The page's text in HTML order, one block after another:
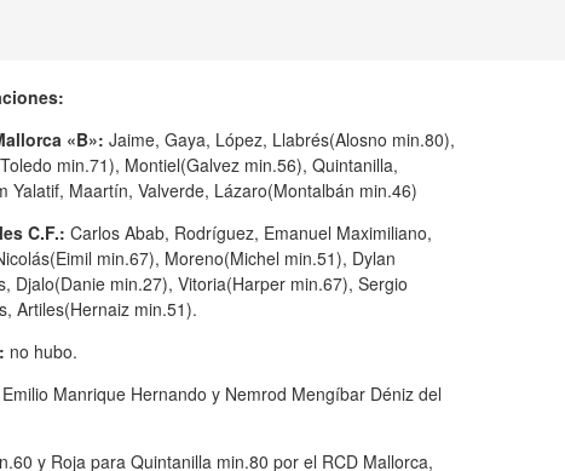
«B»: Jaime, Gaya, López, Llabrés(Alosno min.80),
min.71), Montiel(Galvez min.56), Quintanilla,
Yalatif, Maartín, Valverde, Lázaro(Montalbán min.46)
C.F.: Carlos Abab, Rodríguez, Emanuel Maximiliano,
min.67), Moreno(Michel min.51), Dylan
Djalo(Danie min.27), Vitoria(Harper min.67), Sergio
Artiles(Hernaiz min.51).
no hubo.
Manrique Hernando y Nemrod Mengíbar Déniz del
y Roja para Quintanilla min.80 por el RCD Mallorca,